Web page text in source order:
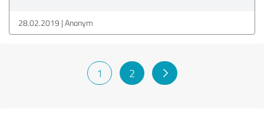
28.02.2019 Anonym
1 2